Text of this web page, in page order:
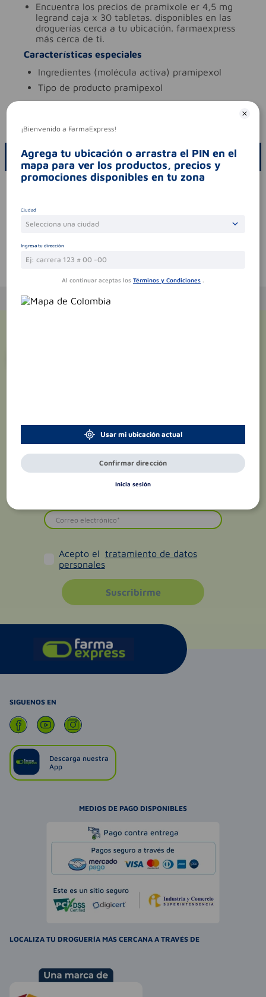
encuentra los precios de pramixole er 4,5 mg
legrand caja x 30 tabletas. disponibles en las
droguerías cerca a tu ubicación. farmaexpress
más cerca de ti.
Características especiales
ingredientes (molécula activa) pramipexol
tipo de producto pramipexol
ESCRIBE UN COMENTARIO
Por favor, inicie sesión para escribir un comentario
Sin comentarios.
Te puede interesar
Acepto el tratamiento de datos
personales
Suscribirme
SIGUENOS EN
Descarga nuestra
App
MEDIOS DE PAGO DISPONIBLES
LOCALIZA TU DROGUERÍA MÁS CERCANA A TRAVÉS DE
¡Bienvenido a FarmaExpress!
Agrega tu ubicación o arrastra el PIN en el
mapa para ver los productos, precios y
promociones disponibles en tu zona
Ciudad
Selecciona una ciudad
Ingresa tu dirección
Al continuar aceptas los Términos y Condiciones .
Usar mi ubicación actual
Confirmar dirección
Inicia sesión